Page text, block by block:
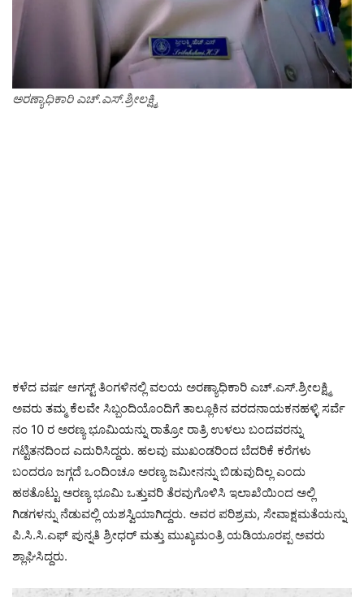
ಅರಣ್ಯಾಧಿಕಾರಿ ಎಚ್.ಎಸ್.ಶ್ರೀಲಕ್ಷ್ಮಿ
ಕಳೆದ ವರ್ಷ ಆಗಸ್ಟ್ ತಿಂಗಳಿನಲ್ಲಿ ವಲಯ ಅರಣ್ಯಾಧಿಕಾರಿ ಎಚ್.ಎಸ್.ಶ್ರೀಲಕ್ಷ್ಮಿ
ಅವರು ತಮ್ಮ ಕೆಲವೇ ಸಿಬ್ಬಂದಿಯೊಂದಿಗೆ ತಾಲ್ಲೂಕಿನ ವರದನಾಯಕನಹಳ್ಳಿ ಸರ್ವೆ
ನಂ 10 ರ ಅರಣ್ಯ ಭೂಮಿಯನ್ನು ರಾತ್ರೋ ರಾತ್ರಿ ಉಳಲು ಬಂದವರನ್ನು
ಗಟ್ಟಿತನದಿಂದ ಎದುರಿಸಿದ್ದರು. ಹಲವು ಮುಖಂಡರಿಂದ ಬೆದರಿಕೆ ಕರೆಗಳು
ಬಂದರೂ ಜಗ್ಗದೆ ಒಂದಿಂಚೂ ಅರಣ್ಯ ಜಮೀನನ್ನು ಬಿಡುವುದಿಲ್ಲ ಎಂದು
ಹಠತೊಟ್ಟು ಅರಣ್ಯ ಭೂಮಿ ಒತ್ತುವರಿ ತೆರವುಗೊಳಿಸಿ ಇಲಾಖೆಯಿಂದ ಅಲ್ಲಿ
ಗಿಡಗಳನ್ನು ನೆಡುವಲ್ಲಿ ಯಶಸ್ವಿಯಾಗಿದ್ದರು. ಅವರ ಪರಿಶ್ರಮ, ಸೇವಾಕ್ಷಮತೆಯನ್ನು
ಪಿ.ಸಿ.ಸಿ.ಎಫ್ ಪುನ್ನತಿ ಶ್ರೀಧರ್ ಮತ್ತು ಮುಖ್ಯಮಂತ್ರಿ ಯಡಿಯೂರಪ್ಪ ಅವರು
ಶ್ಲಾಘಿಸಿದ್ದರು.